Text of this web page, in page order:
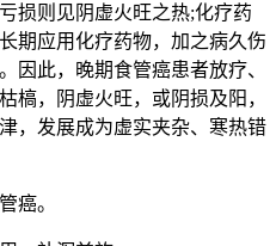
损则见阴虚火旺之热;化疗药
期应用化疗药物，加之病久伤
因此，晚期食管癌患者放疗、
槁，阴虚火旺，或阴损及阳，
，发展成为虚实夹杂、寒热错
癌。